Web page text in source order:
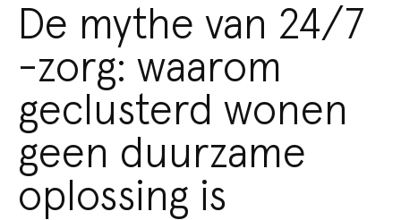
De mythe van 24/7
-zorg: waarom
geclusterd wonen
geen duurzame
oplossing is